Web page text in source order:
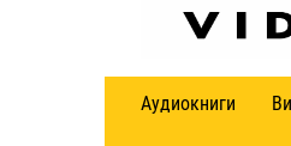
Аудиокниги